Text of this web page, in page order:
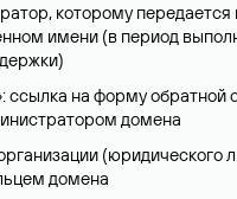
которому
имени (в период
на форму обратной
домена
(юридического
домена